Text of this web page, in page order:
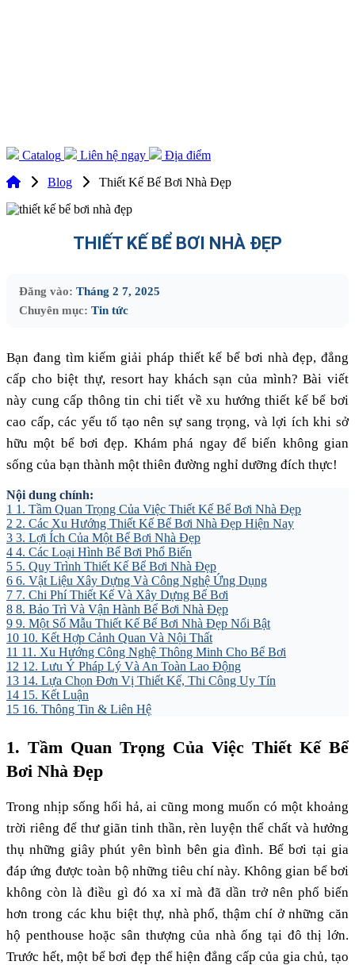
Catalog Liên hệ ngay
Địa điểm
Blog
Thiết Kế Bể Bơi Nhà Đẹp
THIẾT KẾ BỂ BƠI NHÀ ĐẸP
Đăng vào: Tháng 2 7, 2025
Chuyên mục: Tin tức
Bạn đang tìm kiếm giải pháp thiết kế bể bơi nhà đẹp, đẳng
cấp cho biệt thự, resort hay khách sạn của mình? Bài viết
này cung cấp thông tin chi tiết về xu hướng thiết kế bể bơi
cao cấp, các yếu tố tạo nên sự sang trọng, và lợi ích khi sở
hữu một bể bơi đẹp. Khám phá ngay để biến không gian
sống của bạn thành một thiên đường nghỉ dưỡng đích thực!
Nội dung chính:
1 1. Tầm Quan Trọng Của Việc Thiết Kế Bể Bơi Nhà Đẹp
2 2. Các Xu Hướng Thiết Kế Bể Bơi Nhà Đẹp Hiện Nay
3 3. Lợi Ích Của Một Bể Bơi Nhà Đẹp
4 4. Các Loại Hình Bể Bơi Phổ Biến
5 5. Quy Trình Thiết Kế Bể Bơi Nhà Đẹp
6 6. Vật Liệu Xây Dựng Và Công Nghệ Ứng Dụng
7 7. Chi Phí Thiết Kế Và Xây Dựng Bể Bơi
8 8. Bảo Trì Và Vận Hành Bể Bơi Nhà Đẹp
9 9. Một Số Mẫu Thiết Kế Bể Bơi Nhà Đẹp Nổi Bật
10 10. Kết Hợp Cảnh Quan Và Nội Thất
11 11. Xu Hướng Công Nghệ Thông Minh Cho Bể Bơi
12 12. Lưu Ý Pháp Lý Và An Toàn Lao Động
13 14. Lựa Chọn Đơn Vị Thiết Kế, Thi Công Uy Tín
14 15. Kết Luận
15 16. Thông Tin & Liên Hệ
1. Tầm Quan Trọng Của Việc Thiết Kế Bể
Bơi Nhà Đẹp
Trong nhịp sống hối hả, ai cũng mong muốn có một khoảng
trời riêng để thư giãn tinh thần, rèn luyện thể chất và hưởng
thụ những giây phút yên bình bên gia đình. Bể bơi tại gia
đáp ứng được toàn bộ những tiêu chí này. Không gian bể bơi
không còn là điều gì đó xa xỉ mà đã dần trở nên phổ biến
hơn trong các khu biệt thự, nhà phố, thậm chí ở những căn
hộ penthouse hoặc sân thượng của nhà ống tại đô thị lớn.
Trước hết, một bể bơi đẹp thể hiện đẳng cấp của gia chủ, tạo